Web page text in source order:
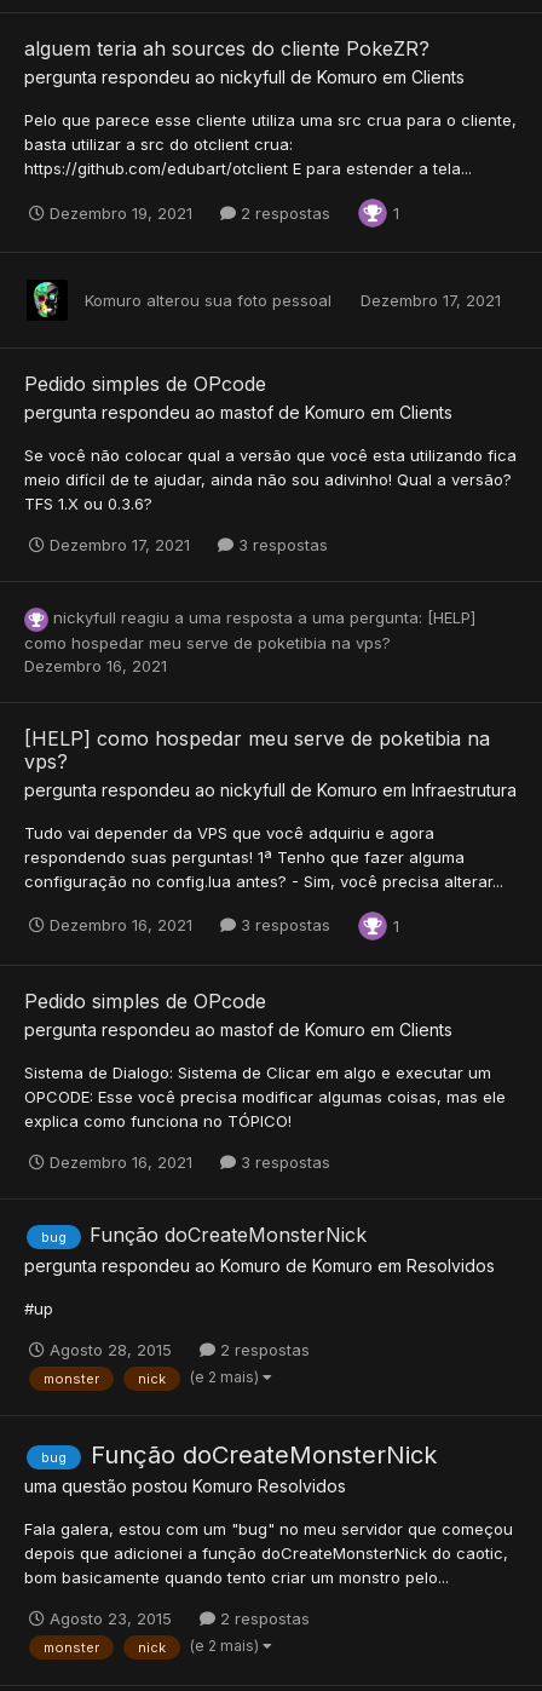
alguem teria ah sources do cliente PokeZR?
pergunta respondeu ao nickyfull de Komuro em Clients
Pelo que parece esse cliente utiliza uma src crua para o cliente,
basta utilizar a src do otclient crua:
https://github.com/edubart/otclient E para estender a tela...
Dezembro 19, 2021 2 respostas 1
Komuro alterou sua foto pessoal Dezembro 17, 2021
Pedido simples de OPcode
pergunta respondeu ao mastof de Komuro em Clients
Se você não colocar qual a versão que você esta utilizando fica
meio difícil de te ajudar, ainda não sou adivinho! Qual a versão?
TFS 1.X ou 0.3.6?
Dezembro 17, 2021 3 respostas
nickyfull reagiu a uma resposta a uma pergunta: [HELP]
como hospedar meu serve de poketibia na vps?
Dezembro 16, 2021
[HELP] como hospedar meu serve de poketibia na
vps?
pergunta respondeu ao nickyfull de Komuro em Infraestrutura
Tudo vai depender da VPS que você adquiriu e agora
respondendo suas perguntas! 1ª Tenho que fazer alguma
configuração no config.lua antes? - Sim, você precisa alterar...
Dezembro 16, 2021 3 respostas 1
Pedido simples de OPcode
pergunta respondeu ao mastof de Komuro em Clients
Sistema de Dialogo: Sistema de Clicar em algo e executar um
OPCODE: Esse você precisa modificar algumas coisas, mas ele
explica como funciona no TÓPICO!
Dezembro 16, 2021 3 respostas
bug Função doCreateMonsterNick
pergunta respondeu ao Komuro de Komuro em Resolvidos
#up
Agosto 28, 2015 2 respostas
monster nick (e 2 mais)
bug Função doCreateMonsterNick
uma questão postou Komuro Resolvidos
Fala galera, estou com um "bug" no meu servidor que começou
depois que adicionei a função doCreateMonsterNick do caotic,
bom basicamente quando tento criar um monstro pelo...
Agosto 23, 2015 2 respostas
monster nick (e 2 mais)